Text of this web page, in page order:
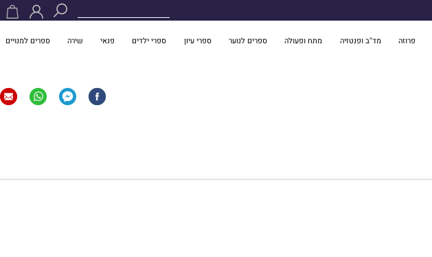
פרוזה מד"ב ופנטזיה מתח ופעולה ספרים לנוער ספרי עיון ספרי ילדים פנאי שירה ספרים למנויים